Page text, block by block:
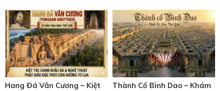
Hang Đá Vân Cương – Kiệt
Thành Cổ Bình Dao – Khám